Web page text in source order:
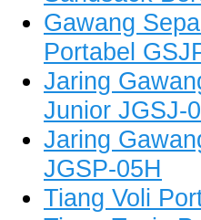
Gawang
Portabel
Jaring
Junior JGSJ-
Jaring
JGSP-05H
Tiang Voli